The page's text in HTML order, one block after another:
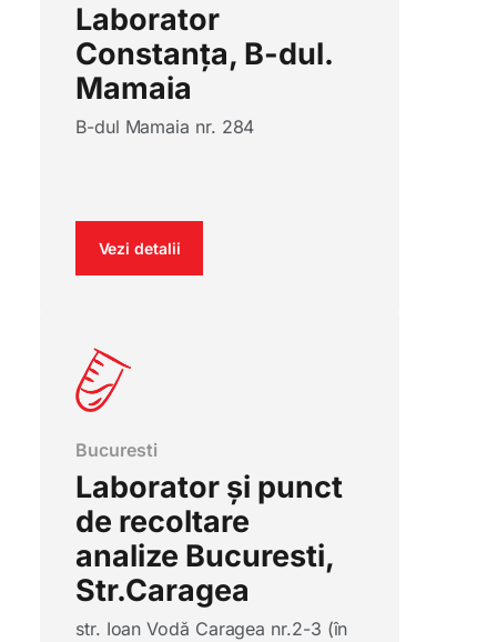
Laborator
Constanța, B-dul.
Mamaia
B-dul Mamaia nr. 284
Vezi detalii
Bucuresti
Laborator și punct
de recoltare
analize Bucuresti,
Str.Caragea
str. Ioan Vodă Caragea nr.2-3 (în